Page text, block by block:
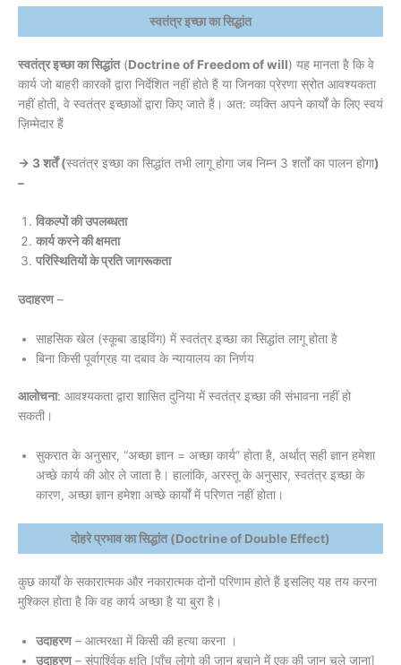
स्वतंत्र इच्छा का सिद्धांत
स्वतंत्र इच्छा का सिद्धांत(Doctrine of Freedom of will) यह मानता है कि वे
कार्य जो बाहरी कारकों द्वारा निर्देशित नहीं होते हैं या जिनका प्रेरणा स्रोत आवश्यकता
नहीं होती, वे स्वतंत्र इच्छाओं द्वारा किए जाते हैं। अत: व्यक्ति अपने कार्यों के लिए स्वयं
ज़िम्मेदार हैं
→ 3 शर्तें (स्वतंत्र इच्छा का सिद्धांत तभी लागू होगा जब निम्न 3 शर्तों का पालन होगा)
–
विकल्पों की उपलब्धता
कार्य करने की क्षमता
परिस्थितियों के प्रति जागरूकता
उदाहरण–
साहसिक खेल (स्कूबा डाइविंग) में स्वतंत्र इच्छा का सिद्धांत लागू होता है
बिना किसी पूर्वाग्रह या दबाव के न्यायालय का निर्णय
आलोचना: आवश्यकता द्वारा शासित दुनिया में स्वतंत्र इच्छा की संभावना नहीं हो
सकती।
सुकरात के अनुसार, “अच्छा ज्ञान = अच्छा कार्य” होता है, अर्थात् सही ज्ञान हमेशा
अच्छे कार्य की ओर ले जाता है। हालांकि, अरस्तू के अनुसार, स्वतंत्र इच्छा के
कारण, अच्छा ज्ञान हमेशा अच्छे कार्यों में परिणत नहीं होता।
दोहरे प्रभाव का सिद्धांत (Doctrine of Double Effect)
कुछ कार्यों के सकारात्मक और नकारात्मक दोनों परिणाम होते हैं इसलिए यह तय करना
मुश्किल होता है कि वह कार्य अच्छा है या बुरा है।
उदाहरण– आत्मरक्षा में किसी की हत्या करना ।
उदाहरण– संपार्श्विक क्षति [पाँच लोगो की जान बचाने में एक की जान चले जाना]